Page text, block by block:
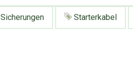
Sicherungen Starterkabel